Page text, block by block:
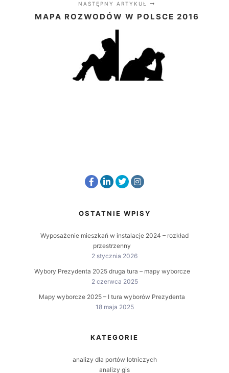
NASTĘPNY ARTYKUŁ
MAPA ROZWODÓW W POLSCE 2016
OSTATNIE WPISY
Wyposażenie mieszkań w instalacje 2024 – rozkład
przestrzenny
2 stycznia 2026
Wybory Prezydenta 2025 druga tura – mapy wyborcze
2 czerwca 2025
Mapy wyborcze 2025 – I tura wyborów Prezydenta
18 maja 2025
KATEGORIE
analizy dla portów lotniczych
analizy gis